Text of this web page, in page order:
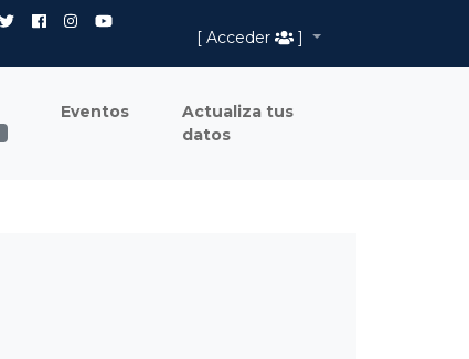
[ Acceder
]
Eventos
Actualiza tus
datos